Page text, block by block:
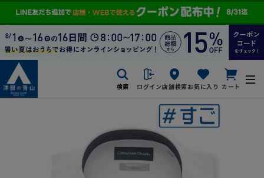
検索 ログイン店舗検索お気に入り カート